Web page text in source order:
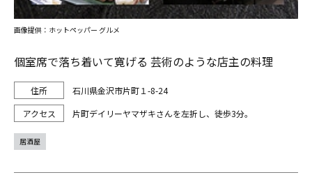
個室席で落ち着いて寛げる 芸術のような店主の料理
石川県金沢市片町１-8-24
片町デイリーヤマザキさんを左折し、徒歩3分。
画像提供：ホットペッパー グルメ
居酒屋